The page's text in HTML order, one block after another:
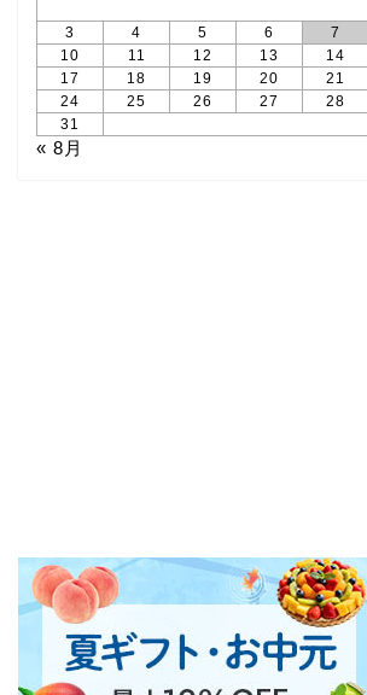
3
4 5 6 7
10
11 12 13 14
17
18 19 20 21
24
25 26 27 28
31
« 8月